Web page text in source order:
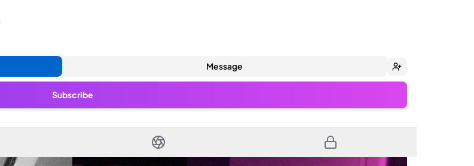
Message
Subscribe